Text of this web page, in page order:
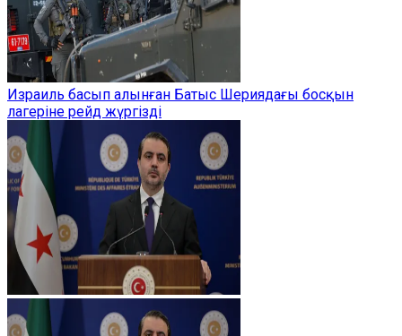
Израиль басып алынған Батыс Шериядағы босқын
лагеріне рейд жүргізді